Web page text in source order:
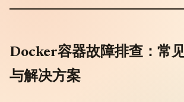
Docker容器故障排查：常
与解决方案